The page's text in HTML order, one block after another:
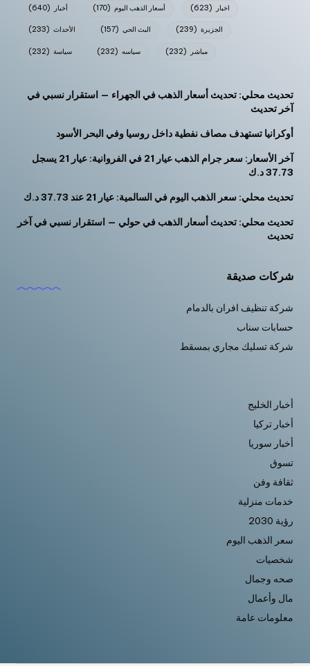
أخبار (640) أسعار الذهب اليوم (170) اخبار (623)
الأحداث (233) البث الحي (157) الجزيرة (239)
سياسة (232) سياسه (232) مباشر (232)
تحديث محلي: تحديث أسعار الذهب في الجهراء — استقرار نسبي في
آخر تحديث
أوكرانيا تستهدف مصاف نفطية داخل روسيا وفي البحر الأسود
آخر الأسعار: سعر جرام الذهب عيار 21 في الفروانية: عيار 21 يسجل
37.73 د.ك
تحديث محلي: سعر الذهب اليوم في السالمية: عيار 21 عند 37.73 د.ك
تحديث محلي: تحديث أسعار الذهب في حولي — استقرار نسبي في آخر
تحديث
شركات صديقة
شركة تنظيف افران بالدمام
حسابات سناب
شركة تسليك مجاري بمسقط
أخبار الخليج
أخبار تركيا
أخبار سوريا
تسوق
ثقافة وفن
خدمات منزلية
رؤية 2030
سعر الذهب اليوم
شخصيات
صحه وجمال
مال وأعمال
معلومات عامة